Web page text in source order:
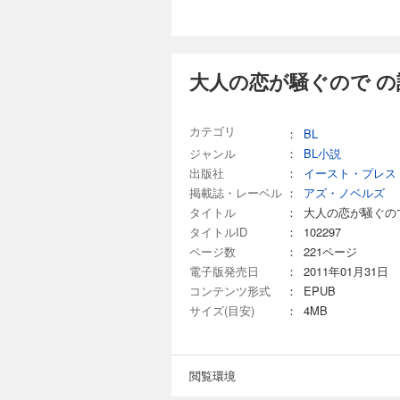
大人の恋が騒ぐので
カテゴリ ：
BL
ジャンル
：
BL小説
出版社
：
イースト・プレス
掲載誌・レーベル ：
アズ・ノベルズ
タイトル
：
大人の恋が騒ぐの
タイトルID
：
102297
ページ数
：
221ページ
電子版発売日
：
2011年01月31日
コンテンツ形式
：
EPUB
サイズ(目安)
： 4MB
閲覧環境